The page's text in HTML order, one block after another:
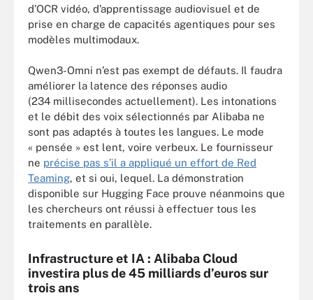
d’OCR vidéo, d’apprentissage audiovisuel et de
prise en charge de capacités agentiques pour ses
modèles multimodaux.
Qwen3-Omni n’est pas exempt de défauts. Il faudra
améliorer la latence des réponses audio
(234 millisecondes actuellement). Les intonations
et le débit des voix sélectionnés par Alibaba ne
sont pas adaptés à toutes les langues. Le mode
« pensée » est lent, voire verbeux. Le fournisseur
ne précise pas s’il a appliqué un effort de Red
Teaming, et si oui, lequel. La démonstration
disponible sur Hugging Face prouve néanmoins que
les chercheurs ont réussi à effectuer tous les
traitements en parallèle.
Infrastructure et IA : Alibaba Cloud
investira plus de 45 milliards d’euros sur
trois ans